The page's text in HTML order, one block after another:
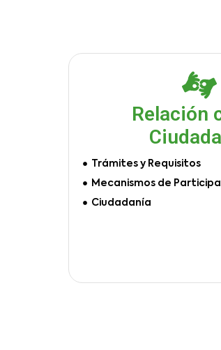
Relación
Trámites y Requisitos
Mecanismos de
Ciudadanía